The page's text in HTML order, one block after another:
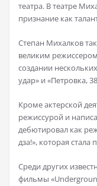
театра. В театре
признание как
Степан Михалков
великим
создании
удар» и «Петровка,
Кроме актерской
режиссурой и
дебютировал как
дза!», которая стала
Среди других
фильмы